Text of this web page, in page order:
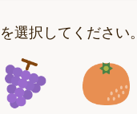
選択してください。
コン3 アイコン4